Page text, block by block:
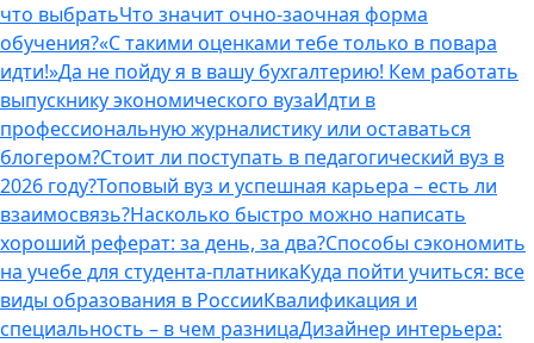
что выбратьЧто значит очно-заочная форма
обучения?«С такими оценками тебе только в повара
идти!»Да не пойду я в вашу бухгалтерию! Кем работать
выпускнику экономического вузаИдти в
профессиональную журналистику или оставаться
блогером?Стоит ли поступать в педагогический вуз в
2026 году?Топовый вуз и успешная карьера – есть ли
взаимосвязь?Насколько быстро можно написать
хороший реферат: за день, за два?Способы сэкономить
на учебе для студента-платникаКуда пойти учиться: все
виды образования в РоссииКвалификация и
специальность – в чем разницаДизайнер интерьера: